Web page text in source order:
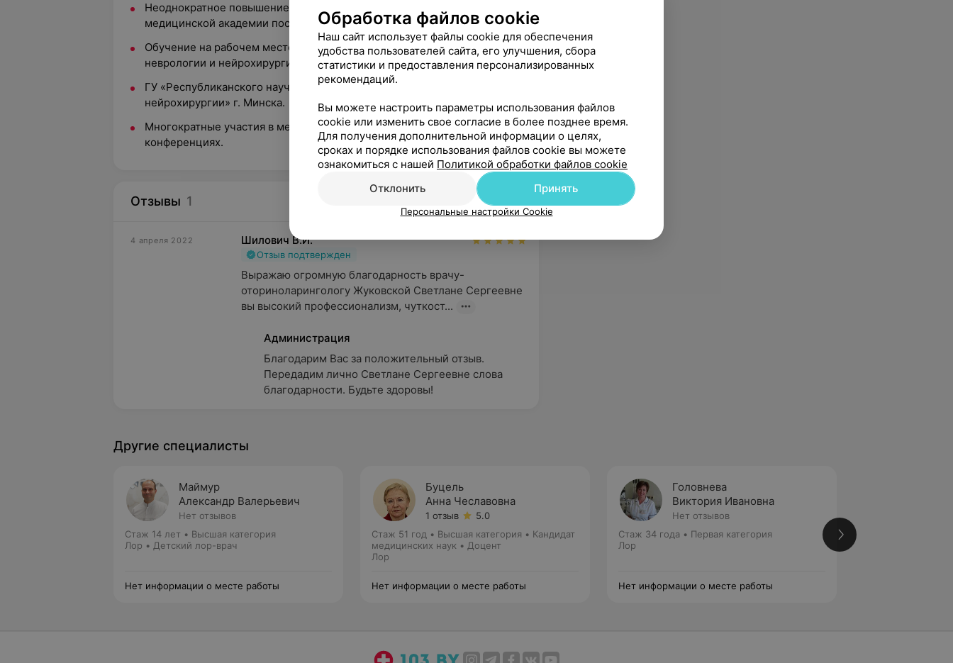
Неоднократное повышение квалификации на базе Белорусской
медицинской академии постдипломного образования.
Обучение на рабочем месте на базе отделения отоневрологии в НИИ
неврологии и нейрохирургии им. Бурденко г. Москвы.
ГУ «Республиканского научно-практического центра неврологии и
нейрохирургии» г. Минска.
Многократные участия в международных научно-практических
конференциях.
Отзывы 1
4 апреля 2022 Шилович В.И.
Отзыв подтвержден
Выражаю огромную благодарность врачу-
оториноларингологу Жуковской Светлане Сергеевне
вы высокий профессионализм, чуткост...
Администрация
Благодарим Вас за положительный отзыв.
Передадим лично Светлане Сергеевне слова
благодарности. Будьте здоровы!
Другие специалисты
Маймур
Александр Валерьевич
Нет отзывов
Стаж 14 лет • Высшая категория
Лор • Детский лор-врач
Нет информации о месте работы
Буцель
Анна Чеславовна
1 отзыв
5.0
Стаж 51 год • Высшая категория • Кандидат
медицинских наук • Доцент
Лор
Нет информации о месте работы
Головнева
Виктория Ивановна
Нет отзывов
Стаж 34 года • Первая категория
Лор
Нет информации о месте работы
Обработка файлов cookie
Наш сайт использует файлы cookie для обеспечения
удобства пользователей сайта, его улучшения, сбора
статистики и предоставления персонализированных
рекомендаций.
Вы можете настроить параметры использования файлов
cookie или изменить свое согласие в более позднее время.
Для получения дополнительной информации о целях,
сроках и порядке использования файлов cookie вы можете
ознакомиться с нашей Политикой обработки файлов cookie
Отклонить
Принять
Персональные настройки Cookie